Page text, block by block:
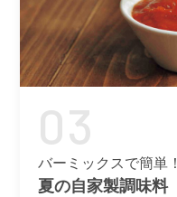
03
バーミックスで簡単！
夏の自家製調味料